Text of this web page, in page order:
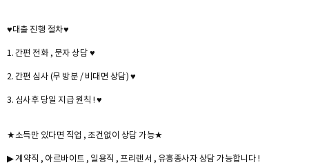
♥대출 진행 절차♥
1. 간편 전화 , 문자 상담 ♥
2. 간편 심사 (무 방분 / 비대면 상담) ♥
3. 심사후 당일 지급 원칙 ! ♥
★소득만 있다면 직업 , 조건없이 상담 가능★
▶ 계약직 , 아르바이트 , 일용직 , 프리랜서 , 유흥종사자 상담 가능합니다 !